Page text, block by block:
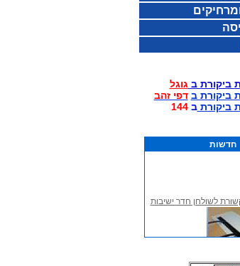
ביקורת ב גוגל
ביקורת ב דפי זהב
ביקורתב144
חדשות
לשולחן חדר ישיבות